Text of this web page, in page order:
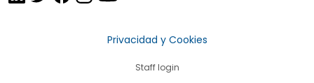
Privacidad y Cookies
Staff login